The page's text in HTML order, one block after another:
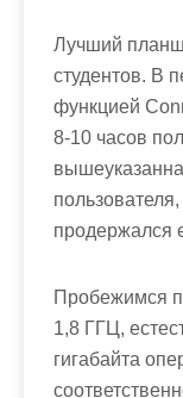
Лучший
студентов. В
функцией
8-10 часов
продержался
Пробежимся
1,8 ГГЦ,
гигабайта